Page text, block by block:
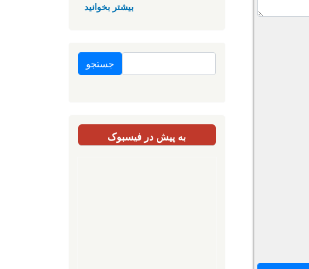
بیشتر بخوانید
جستجو
به پیش در فیسبوک